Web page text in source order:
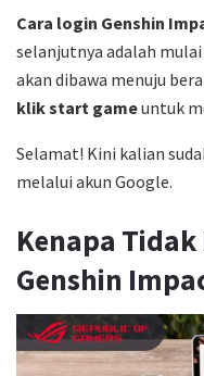
Cara login Genshin
selanjutnya adalah
akan dibawa menuju
klik start gameuntuk
Selamat! Kini kalian
melalui akun Google.
Kenapa Tidak
Genshin